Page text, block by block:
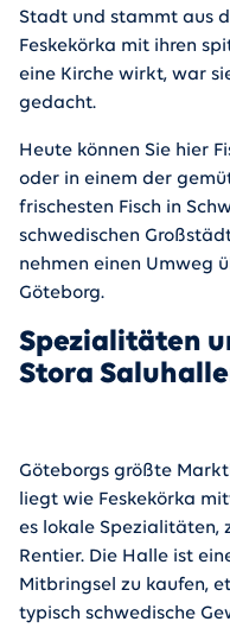
Stadt und stammt aus
Feskekörka mit ihren
eine Kirche wirkt, war
gedacht.
Heute können Sie hier
oder in einem der
frischesten Fisch in
schwedischen
nehmen einen Umweg
Göteborg.
Spezialitäten
Stora
Göteborgs größte
liegt wie Feskekörka
es lokale Spezialitäten,
Rentier. Die Halle ist
Mitbringsel zu kaufen,
typisch schwedische